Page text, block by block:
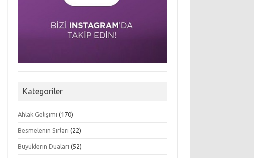
Kategoriler
Ahlak Gelişimi (170)
Besmelenin Sırları (22)
Büyüklerin Duaları (52)